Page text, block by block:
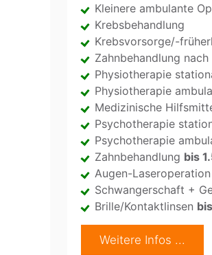
Kleinere ambulante
Krebsbehandlung
Krebsvorsorge/-
Zahnbehandlung nach
Physiotherapie
Physiotherapie
Medizinische
Psychotherapie
Psychotherapie
Zahnbehandlung bis
Augen-Laseroperation
Schwangerschaft +
Brille/Kontaktlinsen
Weitere Infos ...